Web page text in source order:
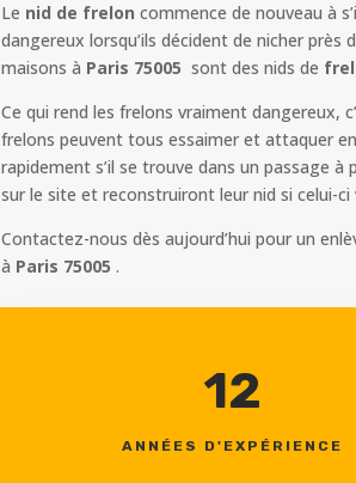
Le nid de frelon commence de nouveau à
dangereux lorsqu’ils décident de nicher
maisons à Paris 75005 sont des nids de
Ce qui rend les frelons vraiment dangereux,
frelons peuvent tous essaimer et attaquer
rapidement s’il se trouve dans un passage
sur le site et reconstruiront leur nid si celui-ci
Contactez-nous dès aujourd’hui pour un
à Paris 75005 .
12
ANNÉES D'EXPÉRIENCE